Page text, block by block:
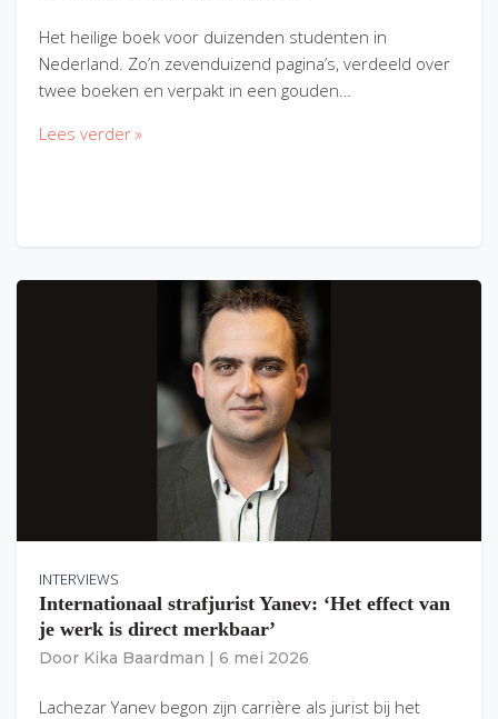
Het heilige boek voor duizenden studenten in
Nederland. Zo’n zevenduizend pagina’s, verdeeld over
twee boeken en verpakt in een gouden…
Lees verder »
INTERVIEWS
Internationaal strafjurist Yanev: ‘Het effect van
je werk is direct merkbaar’
Door Kika Baardman 6 mei 2026
Lachezar Yanev begon zijn carrière als jurist bij het